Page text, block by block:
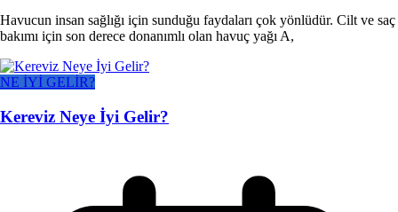
Havucun insan sağlığı için sunduğu faydaları çok yönlüdür. Cilt ve saç
bakımı için son derece donanımlı olan havuç yağı A,
NE İYİ GELİR?
Kereviz Neye İyi Gelir?